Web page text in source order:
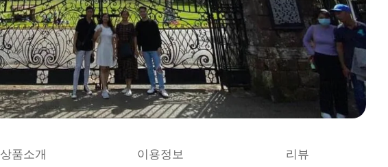
상품소개 이용정보 리뷰